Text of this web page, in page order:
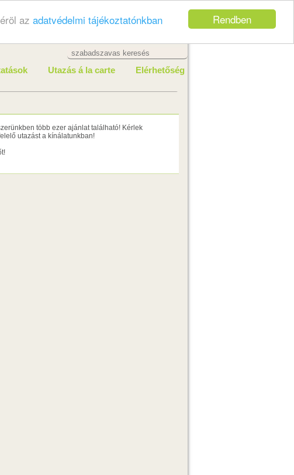
Rendben
az adatvédelmi tájékoztatónkban
Utazás á la carte Elérhetőség
több ezer ajánlat található! Kérlek
utazást a kínálatunkban!